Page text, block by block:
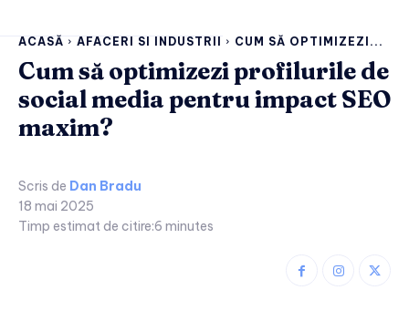
ACASĂ AFACERI SI INDUSTRII CUM SĂ OPTIMIZEZI...
Cum să optimizezi profilurile de
social media pentru impact SEO
maxim?
Scris de Dan Bradu
18 mai 2025
Timp estimat de citire:6 minutes